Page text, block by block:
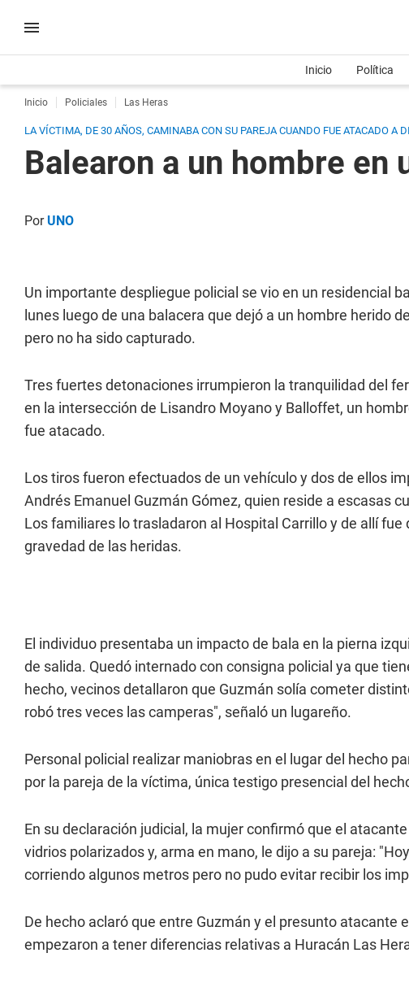
Inicio Política
Inicio Policiales Las Heras
LA VÍCTIMA, DE 30 AÑOS, CAMINABA CON SU PAREJA CUANDO FUE ATACADO A
Balearon a un hombre en
PorUNO
Un importante despliegue policial se vio en un residencial
lunes luego de una balacera que dejó a un hombre herido
pero no ha sido capturado.
Tres fuertes detonaciones irrumpieron la tranquilidad del
en la intersección de Lisandro Moyano y Balloffet, un
fue atacado.
Los tiros fueron efectuados de un vehículo y dos de ellos
Andrés Emanuel Guzmán Gómez, quien reside a escasas
Los familiares lo trasladaron al Hospital Carrillo y de allí
gravedad de las heridas.
El individuo presentaba un impacto de bala en la pierna
de salida. Quedó internado con consigna policial ya que
hecho, vecinos detallaron que Guzmán solía cometer
robó tres veces las camperas", señaló un lugareño.
Personal policial realizar maniobras en el lugar del hecho
por la pareja de la víctima, única testigo presencial del
En su declaración judicial, la mujer confirmó que el
vidrios polarizados y, arma en mano, le dijo a su pareja:
corriendo algunos metros pero no pudo evitar recibir los
De hecho aclaró que entre Guzmán y el presunto atacante
empezaron a tener diferencias relativas a Huracán Las